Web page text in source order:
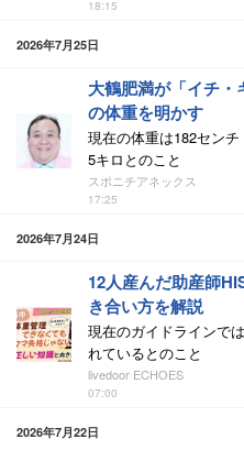
18:15
2026年7月25日
大鶴肥満が「イチ・
の体重を明かす
現在の体重は182セン
5キロとのこと
スポニチアネックス
17:25
2026年7月24日
12人産んだ助産師
き合い方を解説
現在のガイドラインで
れているとのこと
livedoor ECHOES
07:00
2026年7月22日